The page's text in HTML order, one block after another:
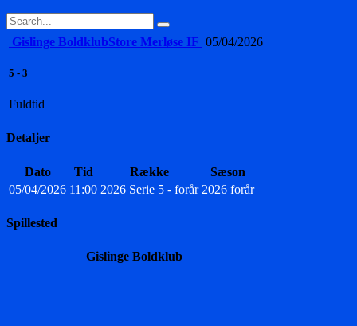
Gislinge BoldklubStore Merløse IF 05/04/2026
5 - 3
Fuldtid
Detaljer
Dato Tid Række
Sæson
05/04/2026 11:00 2026 Serie 5 - forår 2026 forår
Spillested
Gislinge Boldklub